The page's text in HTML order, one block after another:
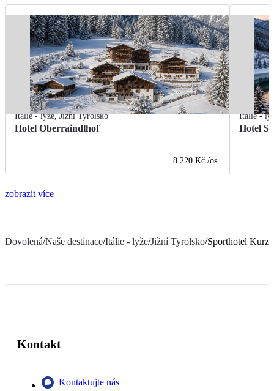
Itálie - lyže,Jižní Tyrolsko
Hotel Oberraindlhof
8 220 Kč /os.
Itálie -
Hotel
zobrazit více
Dovolená/Naše destinace/Itálie - lyže/Jižní Tyrolsko/Sporthotel
Kontakt
Kontaktujte nás